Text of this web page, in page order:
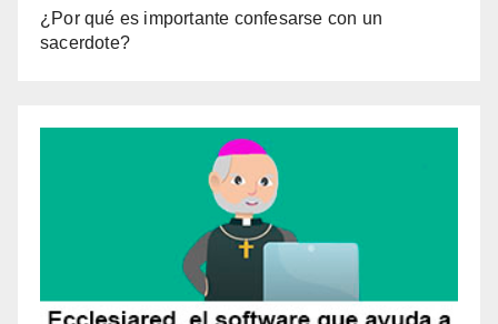
¿Por qué es importante confesarse con un
sacerdote?